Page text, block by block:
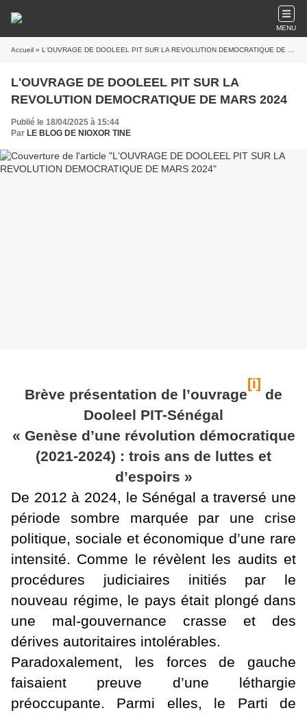
MENU
Accueil » L'OUVRAGE DE DOOLEEL PIT SUR LA REVOLUTION DEMOCRATIQUE DE MARS 2024
L'OUVRAGE DE DOOLEEL PIT SUR LA
REVOLUTION DEMOCRATIQUE DE MARS 2024
Publié le 18/04/2025 à 15:44
Par LE BLOG DE NIOXOR TINE
Brève présentation de l’ouvrage
[i]
de
Dooleel PIT-Sénégal
« Genèse d’une révolution démocratique
(2021-2024) : trois ans de luttes et
d’espoirs »
De 2012 à 2024, le Sénégal a traversé une
période sombre marquée par une crise
politique, sociale et économique d’une rare
intensité. Comme le révèlent les audits et
procédures judiciaires initiés par le
nouveau régime, le pays était plongé dans
une mal-gouvernance crasse et des
dérives autoritaires intolérables.
Paradoxalement, les forces de gauche
faisaient preuve d’une léthargie
préoccupante. Parmi elles, le Parti de